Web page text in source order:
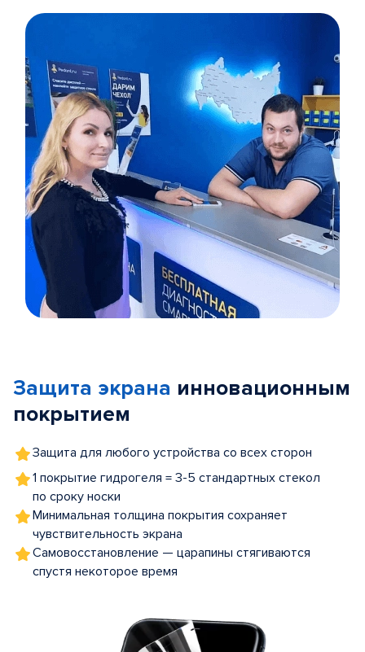
5
Защита экрана инновационным
покрытием
Защита для любого устройства со всех сторон
1 покрытие гидрогеля = 3-5 стандартных стекол
по сроку носки
Минимальная толщина покрытия сохраняет
чувствительность экрана
Самовосстановление — царапины стягиваются
спустя некоторое время